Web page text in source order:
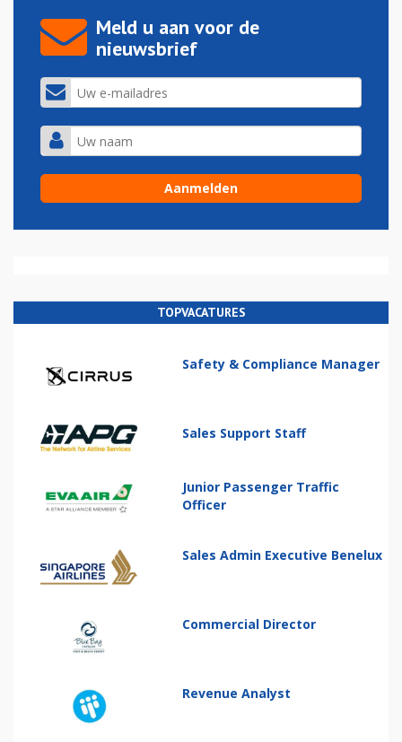
Meld u aan voor de
nieuwsbrief
TOPVACATURES
Safety & Compliance Manager
Sales Support Staff
Junior Passenger Traffic
Officer
Sales Admin Executive Benelux
Commercial Director
Revenue Analyst